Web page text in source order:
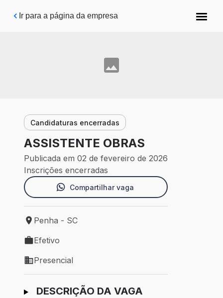
Pular para o conteúdo principal
Ir para a página da empresa
Candidaturas encerradas
ASSISTENTE OBRAS
Publicada em 02 de fevereiro de 2026
Inscrições encerradas
Compartilhar vaga
Local de trabalho: Penha - SC
Penha - SC
Tipo de vaga: Efetivo
Efetivo
Modelo de trabalho: Presencial
Presencial
Ir para candidatura
DESCRIÇÃO DA VAGA